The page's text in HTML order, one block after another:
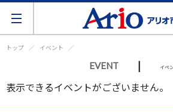
トップ イベント
EVENT | イベ
表示できるイベントがございません。